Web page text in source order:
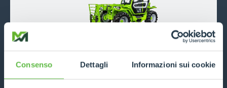
Consenso Dettagli Informazioni sui cookie
TF42.7
4200 7 136